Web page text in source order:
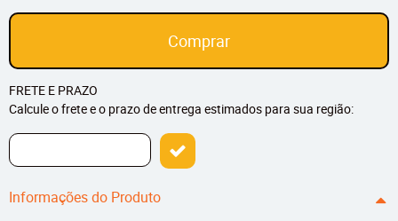
Comprar
FRETE E PRAZO
Calcule o frete e o prazo de entrega estimados para sua região:
Informações do Produto